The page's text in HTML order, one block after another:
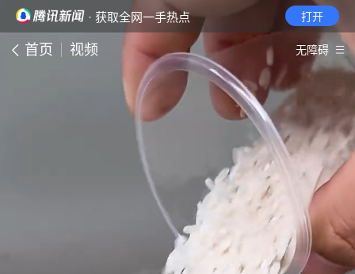
· 获取全网一手热点 打开
首页 视频 无障碍